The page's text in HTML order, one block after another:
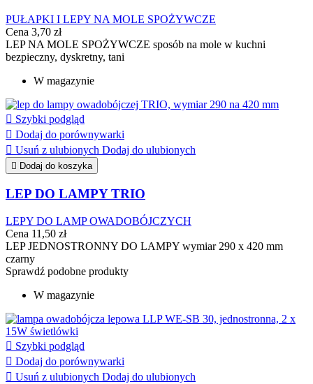
PUŁAPKI I LEPY NA MOLE SPOŻYWCZE
Cena 3,70 zł
LEP NA MOLE SPOŻYWCZE sposób na mole w kuchni
bezpieczny, dyskretny, tani
W magazynie
 Szybki podgląd
 Dodaj do porównywarki
 Usuń z ulubionych Dodaj do ulubionych
 Dodaj do koszyka
LEP DO LAMPY TRIO
LEPY DO LAMP OWADOBÓJCZYCH
Cena 11,50 zł
LEP JEDNOSTRONNY DO LAMPY wymiar 290 x 420 mm
czarny
Sprawdź podobne produkty
W magazynie
 Szybki podgląd
 Dodaj do porównywarki
 Usuń z ulubionych Dodaj do ulubionych